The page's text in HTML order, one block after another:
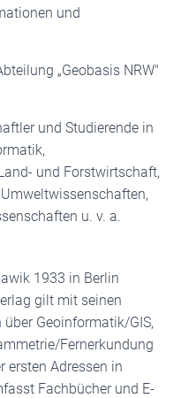
und
„Geobasis NRW"
und Studierende in
und Forstwirtschaft,
u. v. a.
1933 in Berlin
gilt mit seinen
Geoinformatik/GIS,
Fernerkundung
ersten Adressen in
Fachbücher und E-